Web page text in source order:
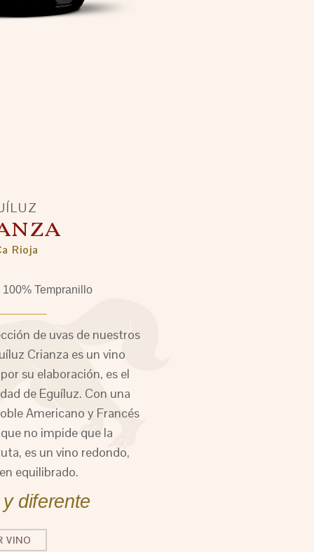
Rioja
Tempranillo
de uvas de nuestros
Crianza es un vino
su elaboración, es el
de Eguíluz. Con una
Americano y Francés
no impide que la
es un vino redondo,
equilibrado.
diferente
VINO